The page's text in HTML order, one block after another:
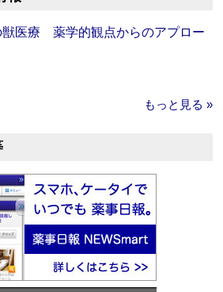
獣医療 薬学的観点からのアプロー
もっと見る »